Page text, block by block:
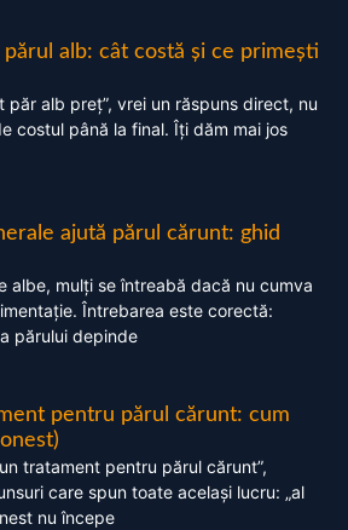
alb: cât costă și ce primești
păr alb preț”, vrei un răspuns direct, nu
costul până la final. Îți dăm mai jos
ajută părul cărunt: ghid
albe, mulți se întreabă dacă nu cumva
Întrebarea este corectă:
părului depinde
pentru părul cărunt: cum
tratament pentru părul cărunt”,
care spun toate același lucru: „al
nu începe